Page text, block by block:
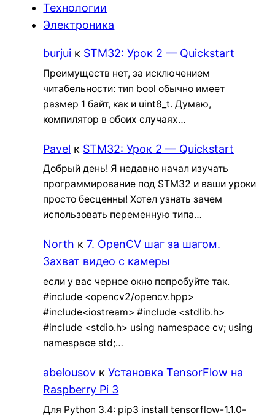
Технологии
Электроника
burjui к STM32: Урок 2 — Quickstart
Преимуществ нет, за исключением
читабельности: тип bool обычно имеет
размер 1 байт, как и uint8_t. Думаю,
компилятор в обоих случаях…
Pavel к STM32: Урок 2 — Quickstart
Добрый день! Я недавно начал изучать
программирование под STM32 и ваши уроки
просто бесценны! Хотел узнать зачем
использовать переменную типа…
North к7. OpenCV шаг за шагом.
Захват видео с камеры
если у вас черное окно попробуйте так.
#include <opencv2/opencv.hpp>
#include<iostream> #include <stdlib.h>
#include <stdio.h> using namespace cv; using
namespace std;…
abelousov кУстановка TensorFlow на
Raspberry Pi 3
Для Python 3.4: pip3 install tensorflow-1.1.0-